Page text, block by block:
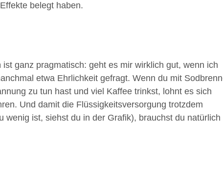
belegt haben.
ganz pragmatisch: geht es mir wirklich gut, wenn ich
etwa Ehrlichkeit gefragt. Wenn du mit
zu tun hast und viel Kaffee trinkst, lohnt es sich
Und damit die Flüssigkeitsversorgung trotzdem
wenig ist, siehst du in der Grafik), brauchst du natürlich